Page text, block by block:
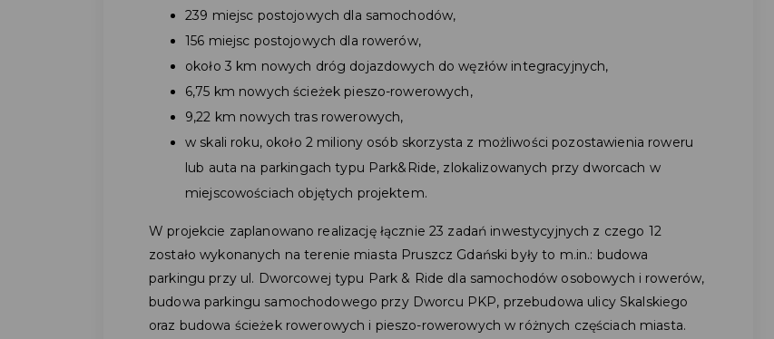
239 miejsc postojowych dla samochodów,
156 miejsc postojowych dla rowerów,
około 3 km nowych dróg dojazdowych do węzłów integracyjnych,
6,75 km nowych ścieżek pieszo-rowerowych,
9,22 km nowych tras rowerowych,
w skali roku, około 2 miliony osób skorzysta z możliwości pozostawienia roweru
lub auta na parkingach typu Park&Ride, zlokalizowanych przy dworcach w
miejscowościach objętych projektem.
W projekcie zaplanowano realizację łącznie 23 zadań inwestycyjnych z czego 12
zostało wykonanych na terenie miasta Pruszcz Gdański były to m.in.: budowa
parkingu przy ul. Dworcowej typu Park & Ride dla samochodów osobowych i rowerów,
budowa parkingu samochodowego przy Dworcu PKP, przebudowa ulicy Skalskiego
oraz budowa ścieżek rowerowych i pieszo-rowerowych w różnych częściach miasta.